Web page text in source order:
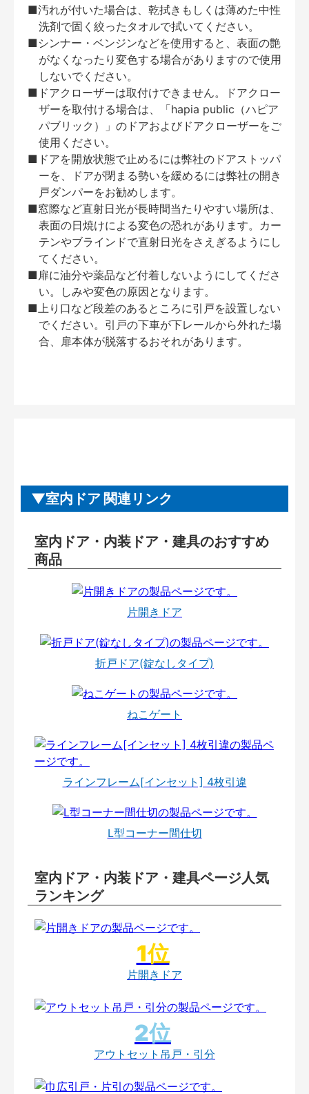
■汚れが付いた場合は、乾拭きもしくは薄めた中性
洗剤で固く絞ったタオルで拭いてください。
■シンナー・ベンジンなどを使用すると、表面の艶
がなくなったり変色する場合がありますので使用
しないでください。
■ドアクローザーは取付けできません。ドアクロー
ザーを取付ける場合は、「hapia public（ハピア
パブリック）」のドアおよびドアクローザーをご
使用ください。
■ドアを開放状態で止めるには弊社のドアストッパ
ーを、ドアが閉まる勢いを緩めるには弊社の開き
戸ダンパーをお勧めします。
■窓際など直射日光が長時間当たりやすい場所は、
表面の日焼けによる変色の恐れがあります。カー
テンやブラインドで直射日光をさえぎるようにし
てください。
■扉に油分や薬品など付着しないようにしてくださ
い。しみや変色の原因となります。
■上り口など段差のあるところに引戸を設置しない
でください。引戸の下車が下レールから外れた場
合、扉本体が脱落するおそれがあります。
室内ドア 関連リンク
室内ドア・内装ドア・建具のおすすめ
商品
片開きドア
折戸ドア(錠なしタイプ)
ねこゲート
ラインフレーム[インセット] 4枚引違
L型コーナー間仕切
室内ドア・内装ドア・建具ページ人気
ランキング
片開きドア
アウトセット吊戸・引分